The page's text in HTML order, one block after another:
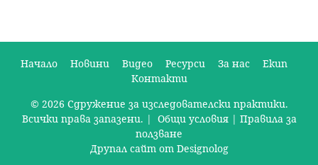
с
Начало Новини Видео Ресурси За нас
Екип
Контакти
© 2026 Сдружение за изследователски практики.
Всички права запазени. | Общи условия| Правила за
ползване
Друпал сайт от Designolog